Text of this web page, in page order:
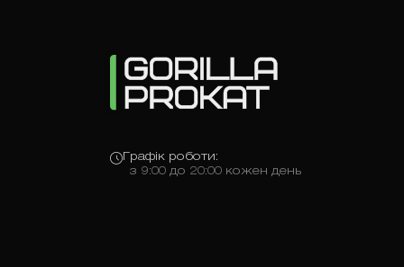
Графік роботи:
з 9:00 до 20:00 кожен день